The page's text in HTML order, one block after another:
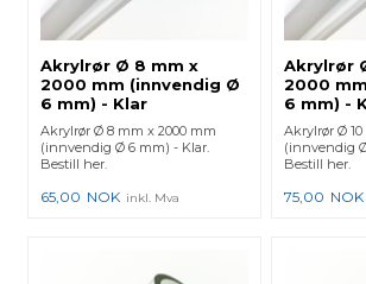
Akrylrør Ø 8 mm x
2000 mm (innvendig Ø
6 mm) - Klar
Akrylrør Ø 8 mm x 2000 mm
(innvendig Ø 6 mm) - Klar.
Bestill her.
65,00 NOK inkl. Mva
Akrylrør
2000
6 mm) -
Akrylrør Ø
(innvendig
Bestill her.
75,00 NOK